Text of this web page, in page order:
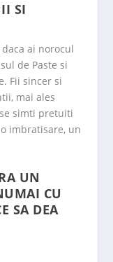
SI
ai norocul
de Paste si
Fii sincer si
mai ales
simti pretuiti
imbratisare, un
UN
CU
SA DEA